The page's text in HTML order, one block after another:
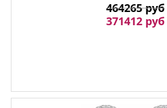
464265 руб
371412 руб